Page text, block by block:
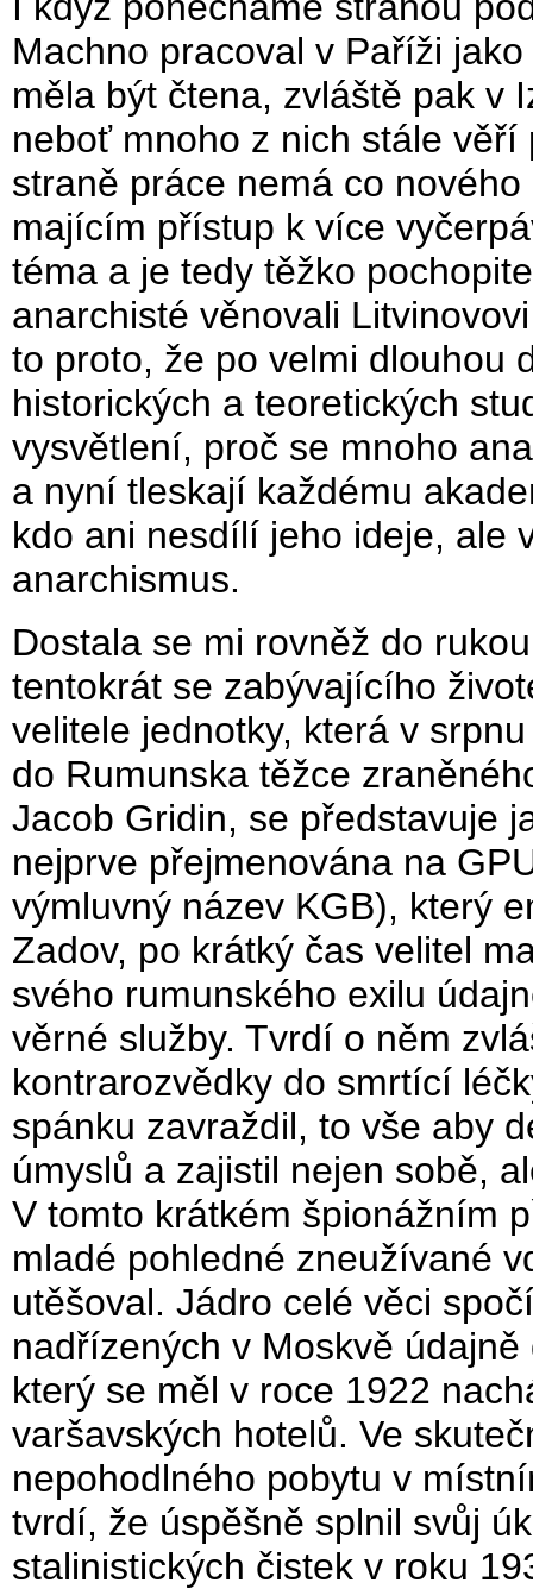
Machno pracoval v Paříži
měla být čtena, zvláště pak v
neboť mnoho z nich stále
straně práce nemá co
majícím přístup k více
téma a je tedy těžko
anarchisté věnovali
to proto, že po velmi dlouhou
historických a teoretických
vysvětlení, proč se mnoho
a nyní tleskají každému
kdo ani nesdílí jeho ideje, ale
anarchismus.
Dostala se mi rovněž do
tentokrát se zabývajícího
velitele jednotky, která v
do Rumunska těžce
Jacob Gridin, se představuje
nejprve přejmenována na
výmluvný název KGB), který
Zadov, po krátký čas velitel
svého rumunského exilu
věrné služby. Tvrdí o něm
kontrarozvědky do smrtící
spánku zavraždil, to vše aby
úmyslů a zajistil nejen sobě,
V tomto krátkém špionážním
mladé pohledné zneužívané
utěšoval. Jádro celé věci
nadřízených v Moskvě
který se měl v roce 1922
varšavských hotelů. Ve
nepohodlného pobytu v
tvrdí, že úspěšně splnil svůj
stalinistických čistek v roku